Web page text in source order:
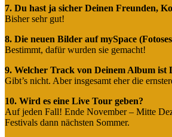
7. Du hast ja sicher Deinen Freunden,
Bisher sehr gut!
8. Die neuen Bilder auf mySpace
Bestimmt, dafür wurden sie gemacht!
9. Welcher Track von Deinem Album
Gibt’s nicht. Aber insgesamt eher die
10. Wird es eine Live Tour geben?
Auf jeden Fall! Ende November – Mitte
Festivals dann nächsten Sommer.